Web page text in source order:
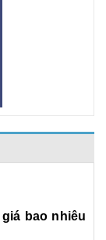
bao nhiêu